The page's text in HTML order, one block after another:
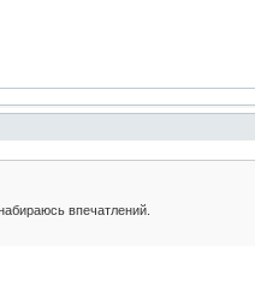
впечатлений.